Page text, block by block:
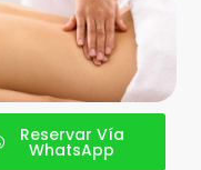
Reservar Vía
WhatsApp